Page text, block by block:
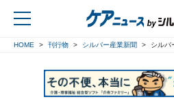
HOME 刊行物 シルバー産業新聞 シルバ